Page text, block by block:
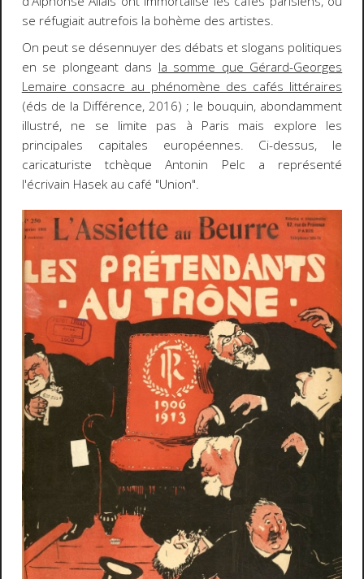
se réfugiait autrefois la bohème des artistes.
On peut se désennuyer des débats et slogans politiques
en se plongeant dans la somme que Gérard-Georges
Lemaire consacre au phénomène des cafés littéraires
(éds de la Différence, 2016) ; le bouquin, abondamment
illustré, ne se limite pas à Paris mais explore les
principales capitales européennes. Ci-dessus, le
caricaturiste tchèque Antonin Pelc a représenté
l'écrivain Hasek au café "Union".